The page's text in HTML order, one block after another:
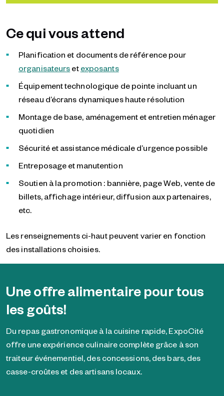
Ce qui vous attend
Planification et documents de référence pour
organisateurs et exposants
Équipement technologique de pointe incluant un
réseau d’écrans dynamiques haute résolution
Montage de base, aménagement et entretien ménager
quotidien
Sécurité et assistance médicale d’urgence possible
Entreposage et manutention
Soutien à la promotion : bannière, page Web, vente de
billets, affichage intérieur, diffusion aux partenaires,
etc.
Les renseignements ci-haut peuvent varier en fonction
des installations choisies.
Une offre alimentaire pour tous
les goûts!
Du repas gastronomique à la cuisine rapide, ExpoCité
offre une expérience culinaire complète grâce à son
traiteur événementiel, des concessions, des bars, des
casse-croûtes et des artisans locaux.